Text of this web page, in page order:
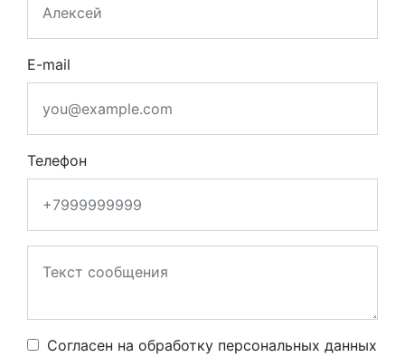
E-mail
Телефон
Согласен на обработку персональных данных